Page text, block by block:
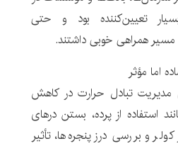
تعیین‌کننده بود و حتی
مسیر همراهی خوبی داشتند.
اما مؤثر
مدیریت تبادل حرارت در کاهش
استفاده از پرده، بستن درهای
و بررسی درز پنجره‌ها، تأثیر